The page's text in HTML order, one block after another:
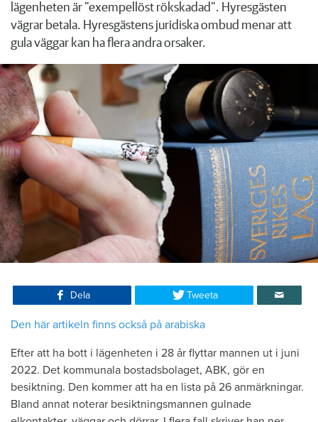
lägenheten är "exempellöst rökskadad”. Hyresgästen
vägrar betala. Hyresgästens juridiska ombud menar att
gula väggar kan ha flera andra orsaker.
Dela Tweeta
Den här artikeln finns också på arabiska
Efter att ha bott i lägenheten i 28 år flyttar mannen ut i juni
2022. Det kommunala bostadsbolaget, ABK, gör en
besiktning. Den kommer att ha en lista på 26 anmärkningar.
Bland annat noterar besiktningsmannen gulnade